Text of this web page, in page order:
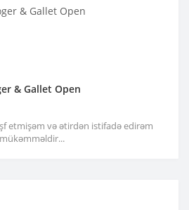
& Gallet Open
etmişəm və ətirdən istifadə edirəm
mükəmməldir...